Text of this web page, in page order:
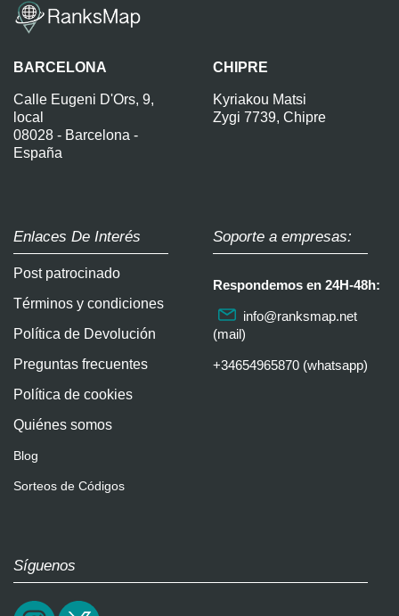
BARCELONA
Calle Eugeni D'Ors, 9,
local
08028 - Barcelona -
España
CHIPRE
Kyriakou Matsi
Zygi 7739, Chipre
Enlaces De Interés
Post patrocinado
Términos y condiciones
Política de Devolución
Preguntas frecuentes
Política de cookies
Quiénes somos
Blog
Sorteos de Códigos
Soporte a empresas:
Respondemos en 24H-48h:
info@ranksmap.net
(mail)
+34654965870 (whatsapp)
Síguenos